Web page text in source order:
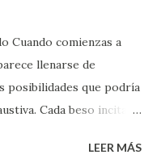
Cuando comienzas a
llenarse de
posibilidades que podría
Cada beso incita
El problema es
LEER MÁS